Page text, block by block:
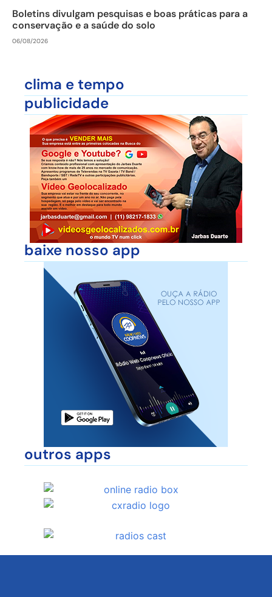
Boletins divulgam pesquisas e boas práticas para a
conservação e a saúde do solo
06/08/2026
clima e tempo
publicidade
baixe nosso app
outros apps